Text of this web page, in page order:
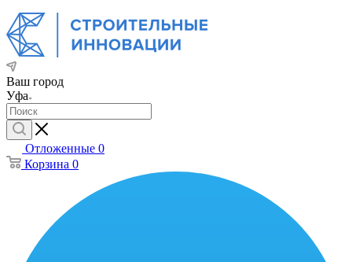
Ваш город
Уфа
Отложенные 0
Корзина 0